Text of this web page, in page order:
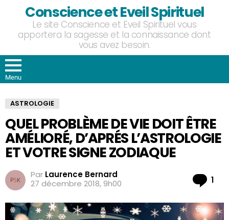
Conscience et Eveil Spirituel
Le site Conscience et Eveil Spirituel vous
apportera la sagesse et la connaissance dont
vous avez besoin.
Menu
ASTROLOGIE
QUEL PROBLÈME DE VIE DOIT ÊTRE
AMÉLIORÉ, D’APRÉS L’ASTROLOGIE
ET VOTRE SIGNE ZODIAQUE
Par Laurence Bernard
27 décembre 2018, 9h00
1